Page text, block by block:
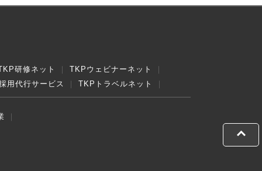
研修ネット
TKPウェビナーネット
用代行サービス TKPトラベルネット